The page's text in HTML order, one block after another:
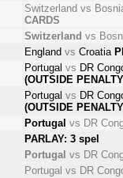
Switzerlandvs
CARDS
Switzerland vs
Englandvs Croatia
Portugalvs DR
(OUTSIDE
Portugalvs DR
(OUTSIDE
Portugal vs DR
PARLAY: 3 spel
Portugal vs DR
Portugalvs DR